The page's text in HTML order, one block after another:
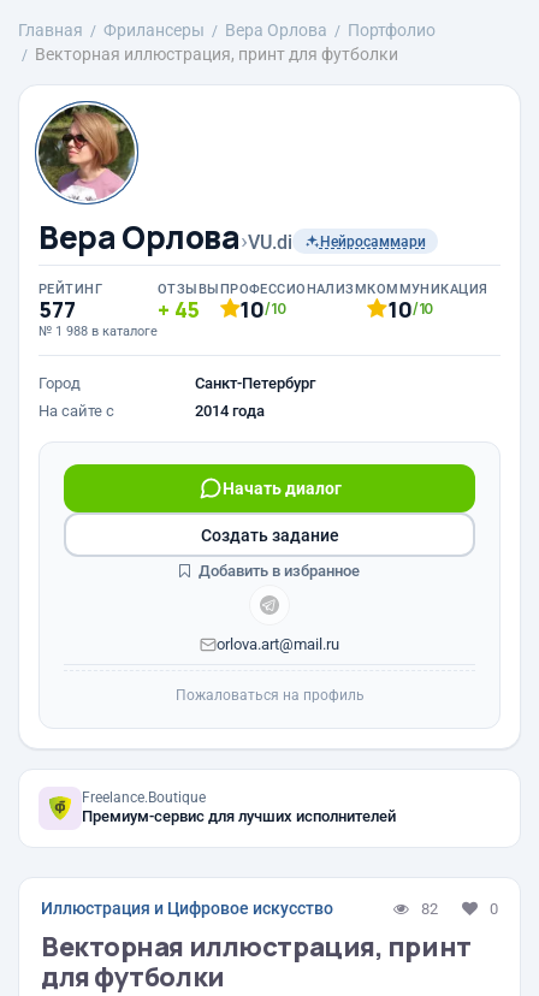
Главная Фрилансеры Вера Орлова
Портфолио
Векторная иллюстрация, принт для футболки
Вера Орлова›VU.di Нейросаммари
РЕЙТИНГ
577
№ 1 988 в каталоге
ОТЗЫВЫ
45
ПРОФЕССИОНАЛИЗМ
10/10
КОММУНИКАЦИЯ
10/10
Город
Санкт-Петербург
На сайте с
2014 года
Начать диалог
orlova.art@mail.ru
Создать задание
Добавить в избранное
Пожаловаться на профиль
Freelance.Boutique
Премиум-сервис для лучших исполнителей
Иллюстрация и Цифровое искусство 82 0
Векторная иллюстрация, принт
для футболки